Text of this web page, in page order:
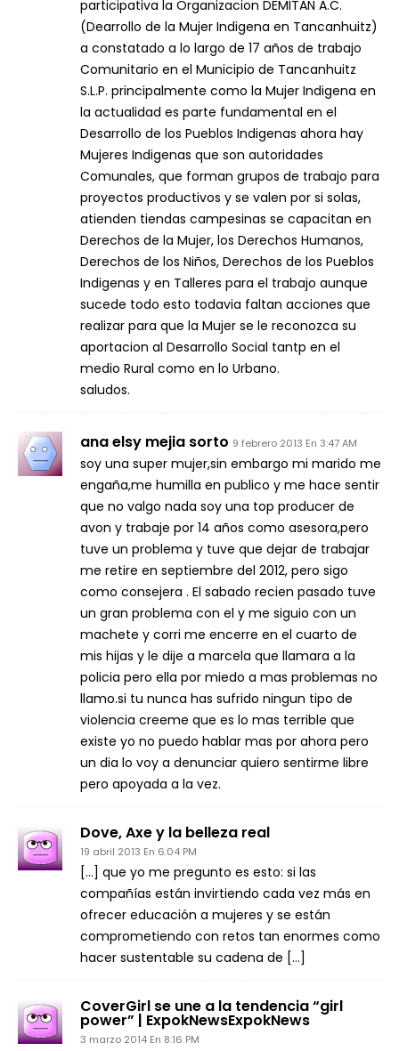
participativa la Organizacion DEMITAN A.C.
(Dearrollo de la Mujer Indigena en Tancanhuitz)
a constatado a lo largo de 17 años de trabajo
Comunitario en el Municipio de Tancanhuitz
S.L.P. principalmente como la Mujer Indigena en
la actualidad es parte fundamental en el
Desarrollo de los Pueblos Indigenas ahora hay
Mujeres Indigenas que son autoridades
Comunales, que forman grupos de trabajo para
proyectos productivos y se valen por si solas,
atienden tiendas campesinas se capacitan en
Derechos de la Mujer, los Derechos Humanos,
Derechos de los Niños, Derechos de los Pueblos
Indigenas y en Talleres para el trabajo aunque
sucede todo esto todavia faltan acciones que
realizar para que la Mujer se le reconozca su
aportacion al Desarrollo Social tantp en el
medio Rural como en lo Urbano.
saludos.
ana elsy mejia sorto 9 febrero 2013 En 3:47 AM
soy una super mujer,sin embargo mi marido me
engaña,me humilla en publico y me hace sentir
que no valgo nada soy una top producer de
avon y trabaje por 14 años como asesora,pero
tuve un problema y tuve que dejar de trabajar
me retire en septiembre del 2012, pero sigo
como consejera . El sabado recien pasado tuve
un gran problema con el y me siguio con un
machete y corri me encerre en el cuarto de
mis hijas y le dije a marcela que llamara a la
policia pero ella por miedo a mas problemas no
llamo.si tu nunca has sufrido ningun tipo de
violencia creeme que es lo mas terrible que
existe yo no puedo hablar mas por ahora pero
un dia lo voy a denunciar quiero sentirme libre
pero apoyada a la vez.
Dove, Axe y la belleza real
19 abril 2013 En 6:04 PM
[…] que yo me pregunto es esto: si las
compañías están invirtiendo cada vez más en
ofrecer educación a mujeres y se están
comprometiendo con retos tan enormes como
hacer sustentable su cadena de […]
CoverGirl se une a la tendencia “girl
power” | ExpokNewsExpokNews
3 marzo 2014 En 8:16 PM